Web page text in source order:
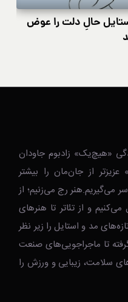
حالِ دلت را عوض
«هیچ‌یک» زادبوم جاودان
عزیزتر از جان‌مان را بیشتر
می‌گیریم.هنر رج می‌زنیم؛ از
و از تئاتر تا هنرهای
مد و استایل را زیر نظر
تا ماجراجویی‌های صنعت
سلامت، زیبایی و ورزش را